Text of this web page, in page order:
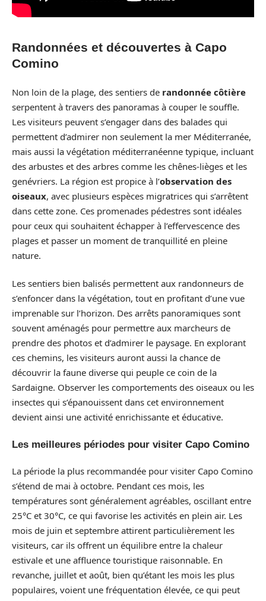
Randonnées et découvertes à Capo
Comino
Non loin de la plage, des sentiers de randonnée côtière
serpentent à travers des panoramas à couper le souffle.
Les visiteurs peuvent s’engager dans des balades qui
permettent d’admirer non seulement la mer Méditerranée,
mais aussi la végétation méditerranéenne typique, incluant
des arbustes et des arbres comme les chênes-lièges et les
genévriers. La région est propice à l’observation des
oiseaux, avec plusieurs espèces migratrices qui s’arrêtent
dans cette zone. Ces promenades pédestres sont idéales
pour ceux qui souhaitent échapper à l’effervescence des
plages et passer un moment de tranquillité en pleine
nature.
Les sentiers bien balisés permettent aux randonneurs de
s’enfoncer dans la végétation, tout en profitant d’une vue
imprenable sur l’horizon. Des arrêts panoramiques sont
souvent aménagés pour permettre aux marcheurs de
prendre des photos et d’admirer le paysage. En explorant
ces chemins, les visiteurs auront aussi la chance de
découvrir la faune diverse qui peuple ce coin de la
Sardaigne. Observer les comportements des oiseaux ou les
insectes qui s’épanouissent dans cet environnement
devient ainsi une activité enrichissante et éducative.
Les meilleures périodes pour visiter Capo Comino
La période la plus recommandée pour visiter Capo Comino
s’étend de mai à octobre. Pendant ces mois, les
températures sont généralement agréables, oscillant entre
25°C et 30°C, ce qui favorise les activités en plein air. Les
mois de juin et septembre attirent particulièrement les
visiteurs, car ils offrent un équilibre entre la chaleur
estivale et une affluence touristique raisonnable. En
revanche, juillet et août, bien qu’étant les mois les plus
populaires, voient une fréquentation élevée, ce qui peut